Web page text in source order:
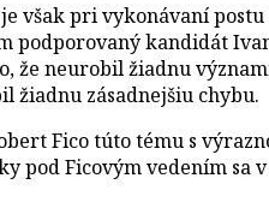
však pri vykonávaní
podporovaný kandidát
neurobil žiadnu
žiadnu zásadnejšiu chybu.
Fico túto tému s
Ficovým vedením sa